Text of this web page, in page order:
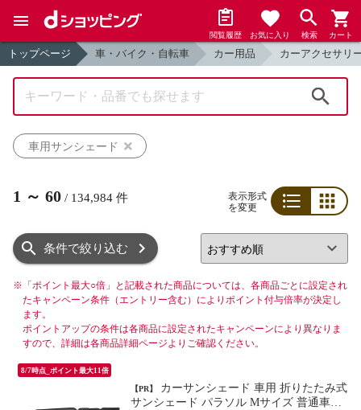
閲覧履歴 お気に入り 検索 カート
トップページ 車・バイク・自転車 カー用品 カーアクセサリ
車用サンシェード
1 ～ 60 / 134,984 件
表示形式
を変更
条件で絞り込む
※ 「ポイント最大○倍」と記載された商品については、各商品ごとに設定され
たキャンペーン条件（エントリー含む）によりポイント付与倍率が決定し
ます。
ポイントアップの条件は各商品に設定されたキャンペーンにより異なりま
すので、詳細は各商品詳細ページよりご確認ください。
8/7時点_ポイント最大11倍
【PR】
サンシェード パラソル Mサイズ 普通車用